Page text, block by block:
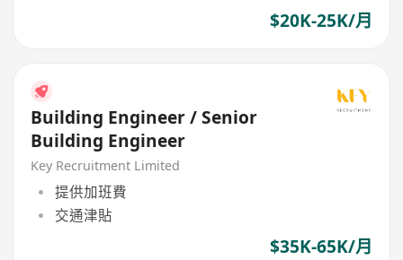
$20K-25K/月
Building Engineer / Senior
Building Engineer
Key Recruitment Limited
提供加班費
交通津貼
$35K-65K/月